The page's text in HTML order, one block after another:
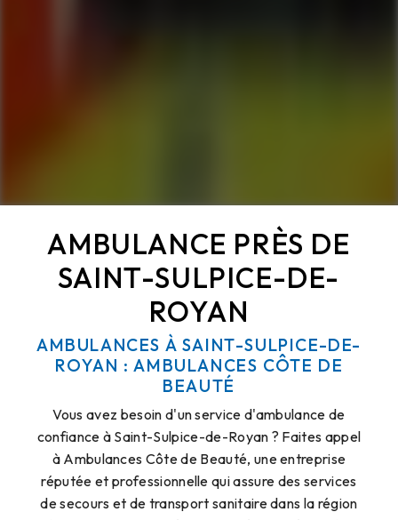
AMBULANCE PRÈS DE
SAINT-SULPICE-DE-
ROYAN
AMBULANCES À SAINT-SULPICE-DE-
ROYAN : AMBULANCES CÔTE DE
BEAUTÉ
Vous avez besoin d'un service d'ambulance de
confiance à Saint-Sulpice-de-Royan ? Faites appel
à Ambulances Côte de Beauté, une entreprise
réputée et professionnelle qui assure des services
de secours et de transport sanitaire dans la région